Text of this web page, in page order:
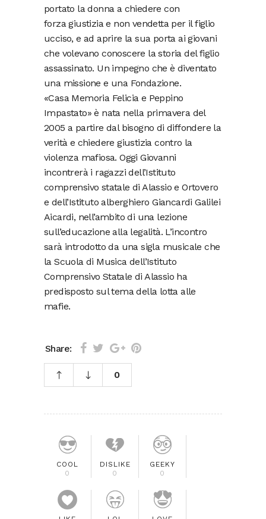
portato la donna a chiedere con
forza giustizia e non vendetta per il figlio
ucciso, e ad aprire la sua porta ai giovani
che volevano conoscere la storia del figlio
assassinato. Un impegno che è diventato
una missione e una Fondazione.
«Casa Memoria Felicia e Peppino
Impastato» è nata nella primavera del
2005 a partire dal bisogno di diffondere la
verità e chiedere giustizia contro la
violenza mafiosa. Oggi Giovanni
incontrerà i ragazzi dell’Istituto
comprensivo statale di Alassio e Ortovero
e dell’Istituto alberghiero Giancardi Galilei
Aicardi, nell’ambito di una lezione
sull’educazione alla legalità. L’incontro
sarà introdotto da una sigla musicale che
la Scuola di Musica dell’Istituto
Comprensivo Statale di Alassio ha
predisposto sul tema della lotta alle
mafie.
Share:
0
COOL
0
DISLIKE
0
GEEKY
0